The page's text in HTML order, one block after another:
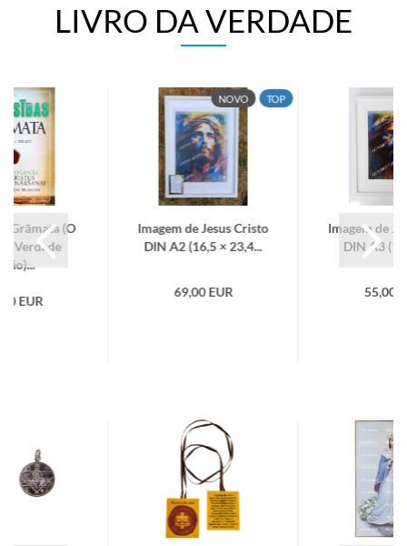
LIVRO DA VERDADE
Grāmata (O
Ver­dade
EUR
NOVO TOP
Ima­gem de Jesus Cristo
DIN A2 (16,5 × 23,4...
69,00 EUR
Ima­gem de
DIN A3
55,00